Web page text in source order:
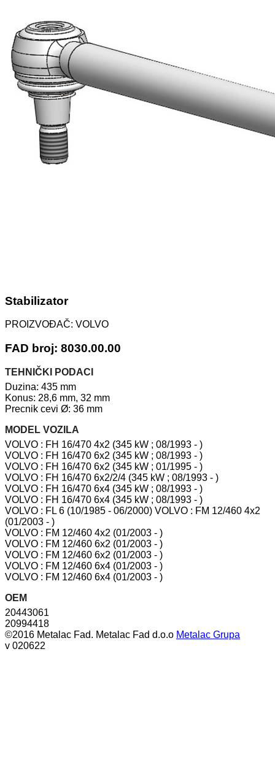
Stabilizator
PROIZVOĐAČ: VOLVO
FAD broj: 8030.00.00
TEHNIČKI PODACI
Duzina: 435 mm
Konus: 28,6 mm, 32 mm
Precnik cevi Ø: 36 mm
MODEL VOZILA
VOLVO : FH 16/470 4x2 (345 kW ; 08/1993 - )
VOLVO : FH 16/470 6x2 (345 kW ; 08/1993 - )
VOLVO : FH 16/470 6x2 (345 kW ; 01/1995 - )
VOLVO : FH 16/470 6x2/2/4 (345 kW ; 08/1993 - )
VOLVO : FH 16/470 6x4 (345 kW ; 08/1993 - )
VOLVO : FH 16/470 6x4 (345 kW ; 08/1993 - )
VOLVO : FL 6 (10/1985 - 06/2000) VOLVO : FM 12/460 4x2
(01/2003 - )
VOLVO : FM 12/460 4x2 (01/2003 - )
VOLVO : FM 12/460 6x2 (01/2003 - )
VOLVO : FM 12/460 6x2 (01/2003 - )
VOLVO : FM 12/460 6x4 (01/2003 - )
VOLVO : FM 12/460 6x4 (01/2003 - )
OEM
20443061
20994418
©2016 Metalac Fad. Metalac Fad d.o.o Metalac Grupa
v 020622